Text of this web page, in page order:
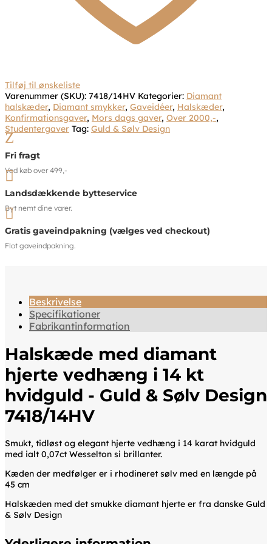
Tilføj til ønskeliste
Varenummer (SKU): 7418/14HV Kategorier: Diamant
halskæder, Diamant smykker, Gaveidéer, Halskæder,
Konfirmationsgaver, Mors dags gaver, Over 2000,-,
Studentergaver Tag: Guld & Sølv Design
Z
Fri fragt
Ved køb over 499,-

Landsdækkende bytteservice
Byt nemt dine varer.

Gratis gaveindpakning (vælges ved checkout)
Flot gaveindpakning.
Beskrivelse
Specifikationer
Fabrikantinformation
Halskæde med diamant
hjerte vedhæng i 14 kt
hvidguld - Guld & Sølv Design
7418/14HV
Smukt, tidløst og elegant hjerte vedhæng i 14 karat hvidguld
med ialt 0,07ct Wesselton si brillanter.
Kæden der medfølger er i rhodineret sølv med en længde på
45 cm
Halskæden med det smukke diamant hjerte er fra danske Guld
& Sølv Design